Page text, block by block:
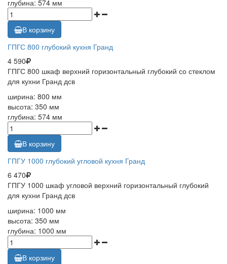
глубина: 574 мм
В корзину
ГПГС 800 глубокий кухня Гранд
4 590
ГПГС 800 шкаф верхний горизонтальный глубокий со стеклом
для кухни Гранд дсв
ширина: 800 мм
высота: 350 мм
глубина: 574 мм
В корзину
ГПГУ 1000 глубокий угловой кухня Гранд
6 470
ГПГУ 1000 шкаф угловой верхний горизонтальный глубокий
для кухни Гранд дсв
ширина: 1000 мм
высота: 350 мм
глубина: 1000 мм
В корзину